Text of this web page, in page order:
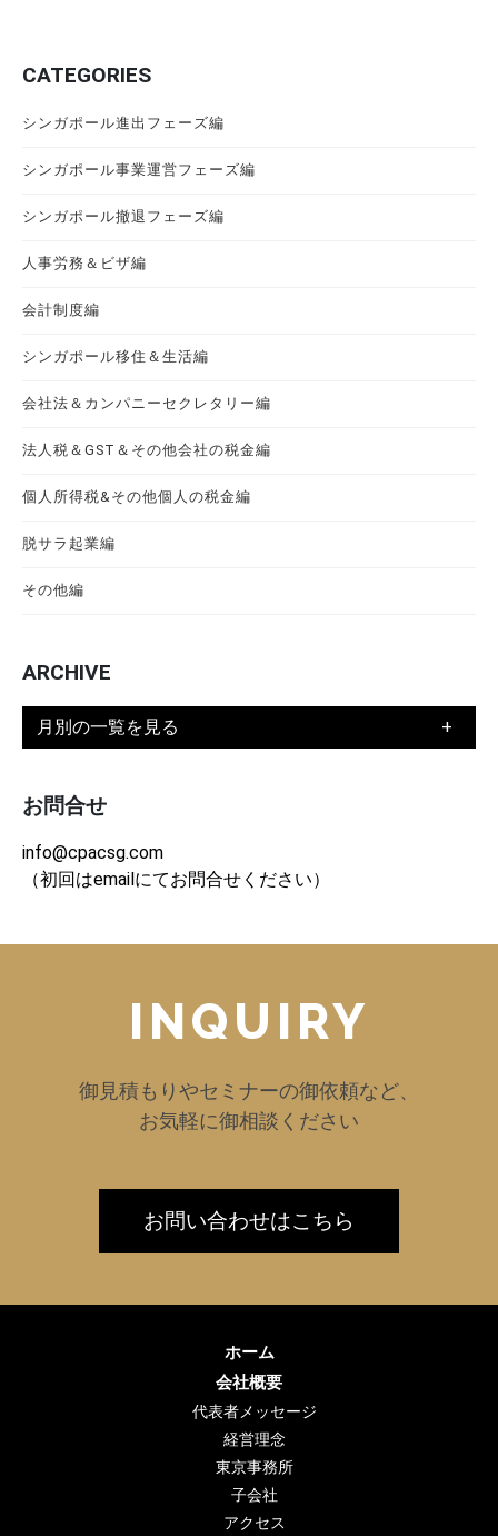
CATEGORIES
シンガポール進出フェーズ編
シンガポール事業運営フェーズ編
シンガポール撤退フェーズ編
人事労務＆ビザ編
会計制度編
シンガポール移住＆生活編
会社法＆カンパニーセクレタリー編
法人税＆GST＆その他会社の税金編
個人所得税&その他個人の税金編
脱サラ起業編
その他編
ARCHIVE
月別の一覧を見る
お問合せ
info@cpacsg.com
（初回はemailにてお問合せください）
INQUIRY
御見積もりやセミナーの御依頼など、
お気軽に御相談ください
お問い合わせはこちら
ホーム
会社概要
代表者メッセージ
経営理念
東京事務所
子会社
アクセス